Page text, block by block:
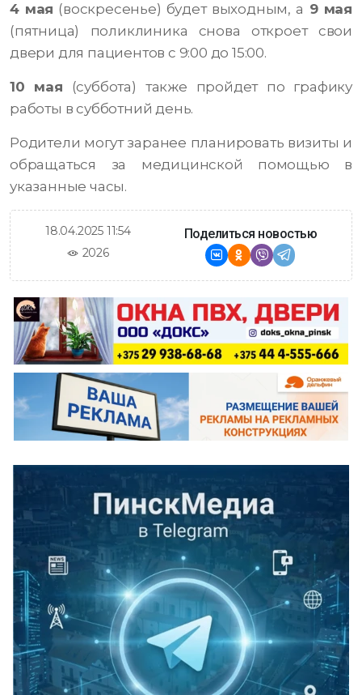
4 мая (воскресенье) будет выходным, а 9 мая
(пятница) поликлиника снова откроет свои
двери для пациентов с 9:00 до 15:00.
10 мая (суббота) также пройдет по графику
работы в субботний день.
Родители могут заранее планировать визиты и
обращаться за медицинской помощью в
указанные часы.
18.04.2025 11:54
2026
Поделиться новостью